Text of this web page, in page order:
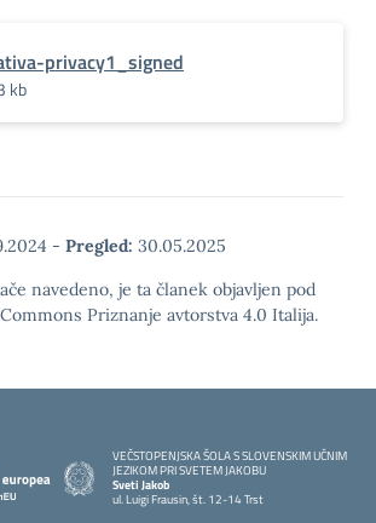
privacy1_signed
kb
- Pregled: 30.05.2025
navedeno, je ta članek objavljen pod
Priznanje avtorstva 4.0 Italija.
VEČSTOPENJSKA ŠOLA S SLOVENSKIM UČNIM
JEZIKOM PRI SVETEM JAKOBU
Sveti Jakob
ul. Luigi Frausin, št. 12-14 Trst
— Visita la pagina iniziale della scuola